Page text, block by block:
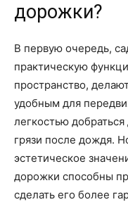
дорожки?
В первую очередь,
практическую
пространство,
удобным для
легкостью
грязи после дождя.
эстетическое
дорожки способны
сделать его более